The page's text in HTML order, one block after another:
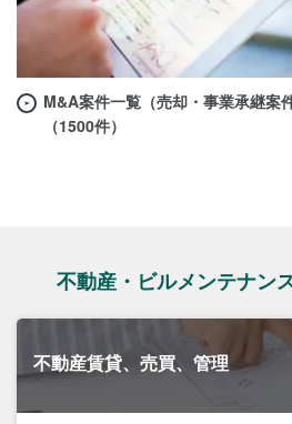
M&A案件一覧（売却・事業承継案件
（1500件）
不動産・ビルメンテナン
不動産賃貸、売買、管理